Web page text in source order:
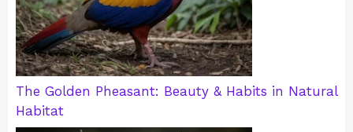
The Golden Pheasant: Beauty & Habits in Natural
Habitat